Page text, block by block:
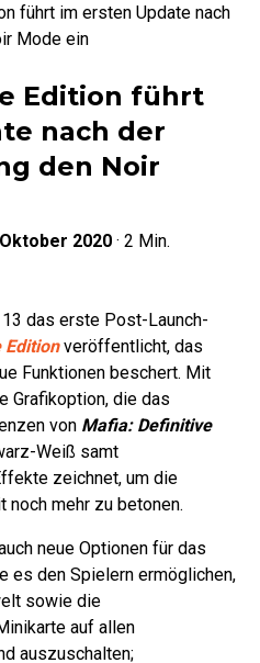
führt im ersten Update nach
Mode ein
Edition führt
nach der
den Noir
2020 · 2 Min.
13 das erste Post-Launch-
veröffentlicht, das
Funktionen beschert. Mit
Grafikoption, die das
von Mafia: Definitive
Weiß samt
zeichnet, um die
mehr zu betonen.
neue Optionen für das
es den Spielern ermöglichen,
sowie die
auf allen
auszuschalten;